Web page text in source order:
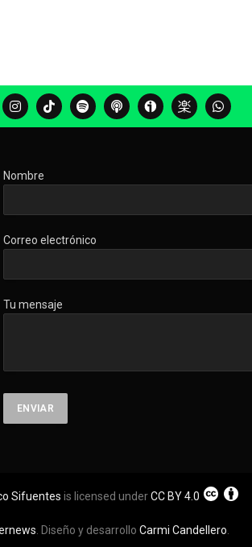
Nombre
Correo electrónico
Tu mensaje
Sifuentes is licensed underCC BY 4.0
. Diseño y desarrollo Carmi Candellero